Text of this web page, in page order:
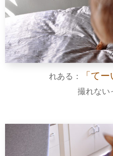
れある： 「て
撮れな